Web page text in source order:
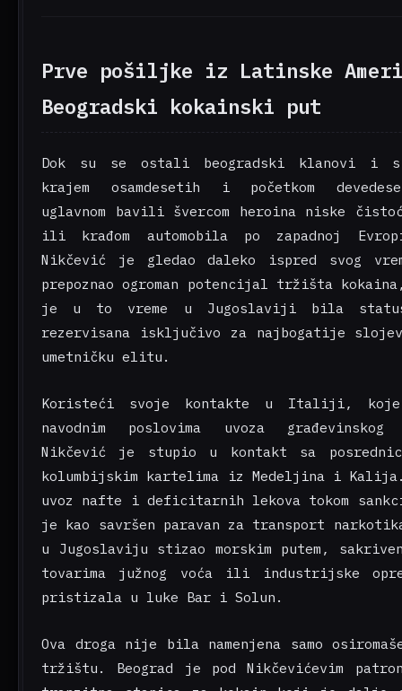
Prve pošiljke iz Latinske
Beogradski kokainski put
Dok su se ostali beogradski klanovi
krajem osamdesetih i početkom
uglavnom bavili švercom heroina niske
ili krađom automobila po zapadnoj
Nikčević je gledao daleko ispred svog
prepoznao ogroman potencijal tržišta
je u to vreme u Jugoslaviji bila
rezervisana isključivo za najbogatije
umetničku elitu.
Koristeći svoje kontakte u Italiji,
navodnim poslovima uvoza
Nikčević je stupio u kontakt sa
kolumbijskim kartelima iz Medeljina i Kalija.
uvoz nafte i deficitarnih lekova tokom
je kao savršen paravan za transport
u Jugoslaviju stizao morskim putem,
tovarima južnog voća ili industrijske
pristizala u luke Bar i Solun.
Ova droga nije bila namenjena samo
tržištu. Beograd je pod Nikčevićevim